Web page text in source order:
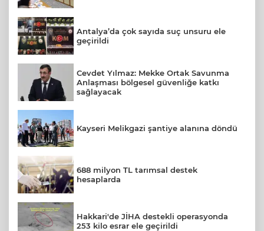
Antalya’da çok sayıda suç unsuru ele
geçirildi
Cevdet Yılmaz: Mekke Ortak Savunma
Anlaşması bölgesel güvenliğe katkı
sağlayacak
Kayseri Melikgazi şantiye alanına döndü
688 milyon TL tarımsal destek
hesaplarda
Hakkari'de JİHA destekli operasyonda
253 kilo esrar ele geçirildi